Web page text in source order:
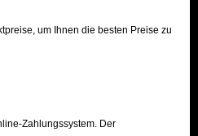
um Ihnen die besten Preise zu
Zahlungssystem. Der